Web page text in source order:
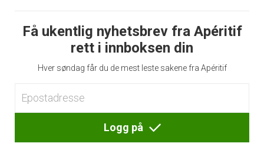
Få ukentlig nyhetsbrev fra Apéritif
rett i innboksen din
Hver søndag får du de mest leste sakene fra Apéritif
Logg på